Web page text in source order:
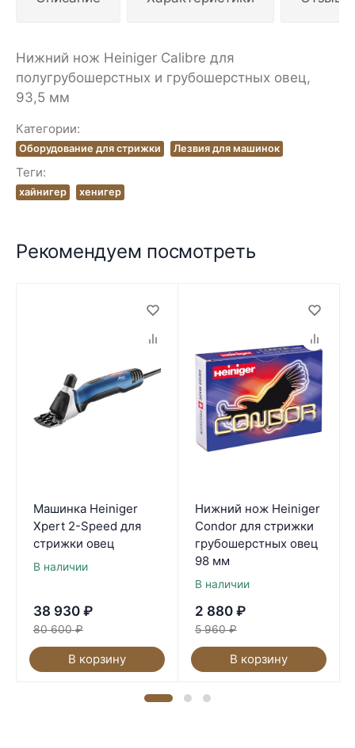
Нижний нож Heiniger Calibre для
полугрубошерстных и грубошерстных овец,
93,5 мм
Категории:
Оборудование для стрижки Лезвия для машинок
Теги:
хайнигер хенигер
Рекомендуем посмотреть
Машинка Heiniger
Xpert 2-Speed для
стрижки овец
В наличии
38 930 ₽
80 600 ₽
В корзину
Нижний нож Heiniger
Condor для стрижки
грубошерстных овец
98 мм
В наличии
2 880 ₽
5 960 ₽
В корзину